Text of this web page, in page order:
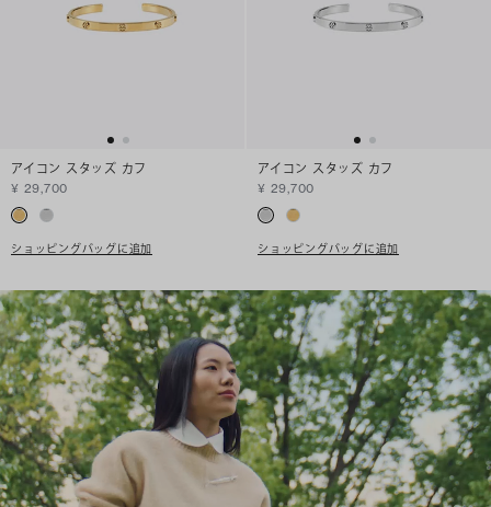
アイコン スタッズ カフ
¥ 29,700
ショッピングバッグに追加
アイコン スタッズ カフ
¥ 29,700
ショッピングバッグに追加